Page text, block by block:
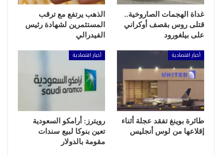
غداة الهجمات الصاروخية..
قتلى روس بقصف أوكراني
على بيلغورود
الذهب يرتفع مع ترقب
المستثمرين لشهادة رئيس
الفيدرالي
أخبار اقتصادية
طائرة بوينغ تفقد عجلة أثناء
إقلاعها من لوس أنجليس
أخبار اقتصادية
رويترز: أرامكو السعودية
تعين بنوكا لبيع سندات
مقومة بالدولار